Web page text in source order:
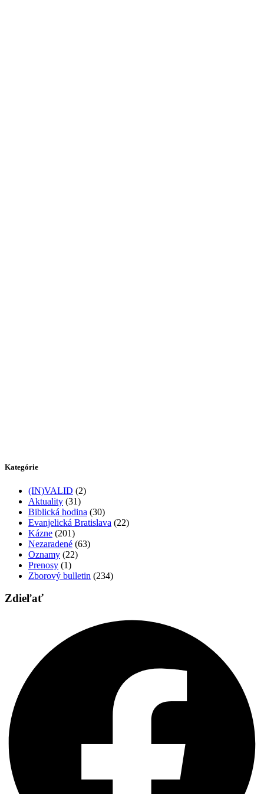
Kategórie
(IN)VALID (2)
Aktuality (31)
Biblická hodina (30)
Evanjelická Bratislava (22)
Kázne (201)
Nezaradené (63)
Oznamy (22)
Prenosy (1)
Zborový bulletin (234)
Zdieľať